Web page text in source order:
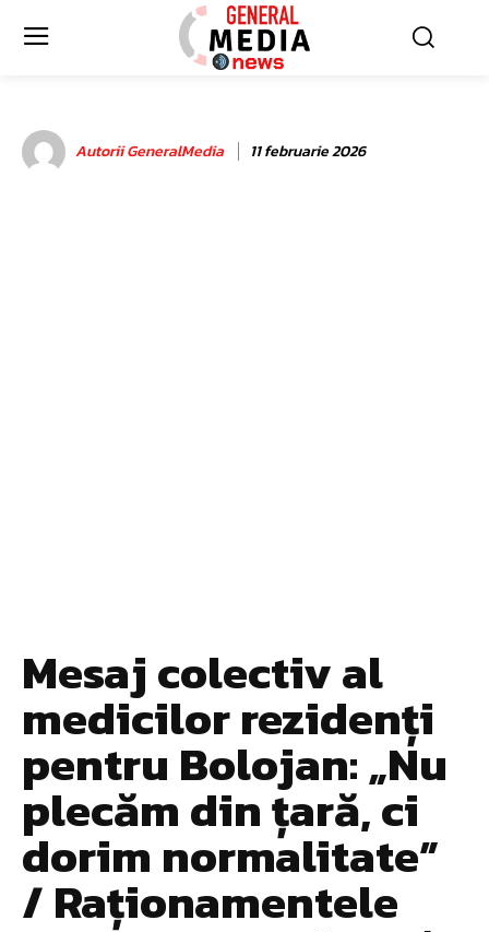
Autorii GeneralMedia 11 februarie 2026
Mesaj colectiv al
medicilor rezidenți
pentru Bolojan: „Nu
plecăm din țară, ci
dorim normalitate”
/ Raționamentele